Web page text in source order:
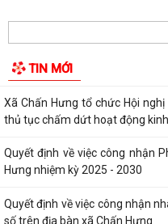
TIN MỚI
27/7/2026), xã Chấn Hưng tổ
địa tiến độ giải phóng mặt bằng,...
Xã Chấn Hưng tổ chức Hội
thủ tục chấm dứt hoạt động
Quyết định về việc công nhận
Hưng nhiệm kỳ 2025 - 2030
Quyết định về việc công nhận
số trên địa bàn xã Chấn Hưng